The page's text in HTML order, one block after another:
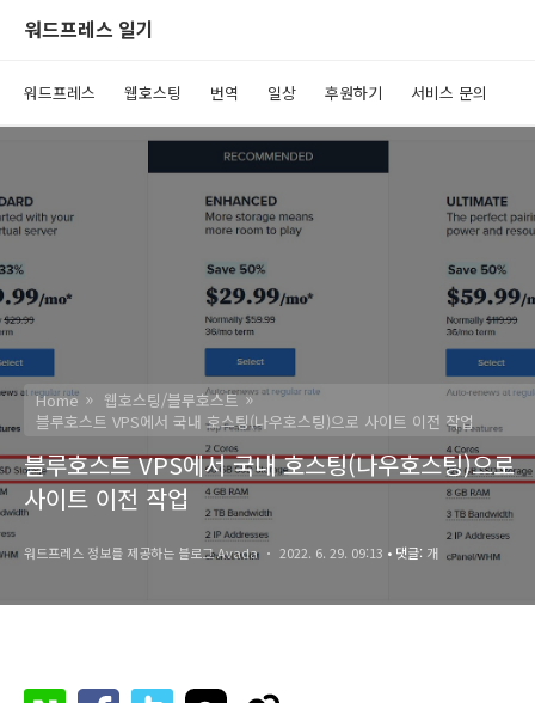
워드프레스 일기
워드프레스 웹호스팅 번역 일상 후원하기 서비스 문의
Home
웹호스팅/블루호스트
블루호스트 VPS에서 국내 호스팅(나우호스팅)으로 사이트 이전 작업
블루호스트 VPS에서 국내 호스팅(나우호스팅)으로
사이트 이전 작업
워드프레스 정보를 제공하는 블로그 Avada 2022. 6. 29. 09:13 • 댓글: 개